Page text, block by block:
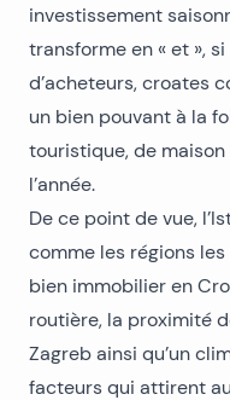
investissement
transforme en « et »,
d’acheteurs, croates
un bien pouvant à la
touristique, de
l’année.
De ce point de vue,
comme les régions les
bien immobilier en
routière, la proximité
Zagreb ainsi qu’un
facteurs qui attirent